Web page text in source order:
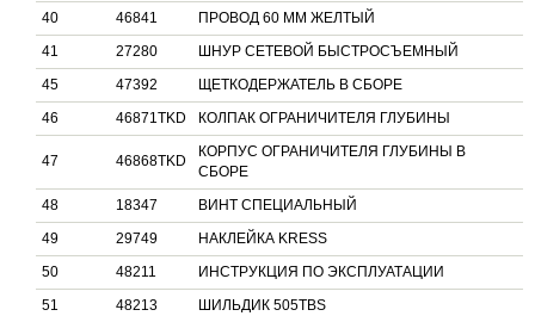
40
46841
ПРОВОД 60 ММ ЖЕЛТЫЙ
41
27280
ШНУР СЕТЕВОЙ БЫСТРОСЪЕМНЫЙ
45
47392
ЩЕТКОДЕРЖАТЕЛЬ В СБОРЕ
46
46871TKD КОЛПАК ОГРАНИЧИТЕЛЯ ГЛУБИНЫ
47 46868TKD
КОРПУС ОГРАНИЧИТЕЛЯ ГЛУБИНЫ В
СБОРЕ
48
18347
ВИНТ СПЕЦИАЛЬНЫЙ
49
29749
НАКЛЕЙКА KRESS
50
48211
ИНСТРУКЦИЯ ПО ЭКСПЛУАТАЦИИ
51
48213 ШИЛЬДИК 505TBS